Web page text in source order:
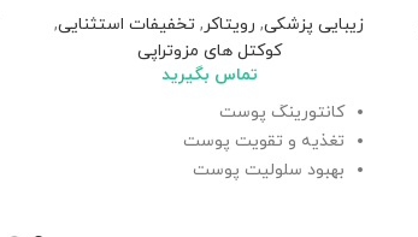
زیبایی پزشکی, رویتاکر, تخفیفات استثنایی,
کوکتل های مزوتراپی
تماس بگیرید
کانتورینگ پوست
تغذیه و تقویت پوست
بهبود سلولیت پوست